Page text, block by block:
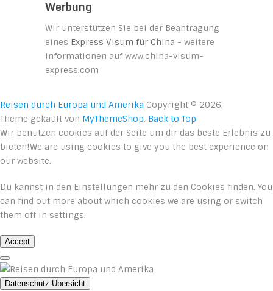
Werbung
Wir unterstützen Sie bei der Beantragung
eines Express Visum für China - weitere
Informationen auf www.china-visum-
express.com
Reisen durch Europa und Amerika Copyright © 2026.
Theme gekauft von MyThemeShop. Back to Top
Wir benutzen cookies auf der Seite um dir das beste Erlebnis zu
bieten!We are using cookies to give you the best experience on
our website.
Du kannst in den Einstellungen mehr zu den Cookies finden. You
can find out more about which cookies we are using or switch
them off in settings.
Accept
Datenschutz-Übersicht